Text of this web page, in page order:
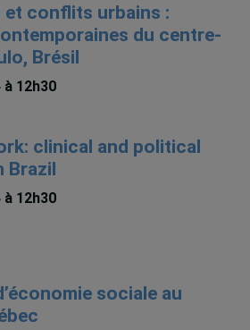
et conflits urbains :
du centre-
Brésil
à 12h30
clinical and political
Brazil
12h30
sociale au